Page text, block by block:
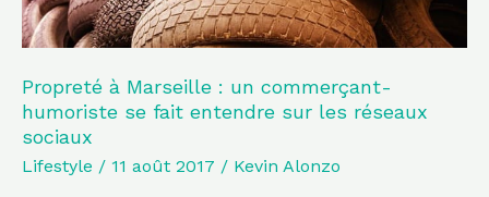
Propreté à Marseille : un commerçant-
humoriste se fait entendre sur les réseaux
sociaux
Lifestyle / 11 août 2017 / Kevin Alonzo
fait
entendre
sur
les
réseaux
sociaux